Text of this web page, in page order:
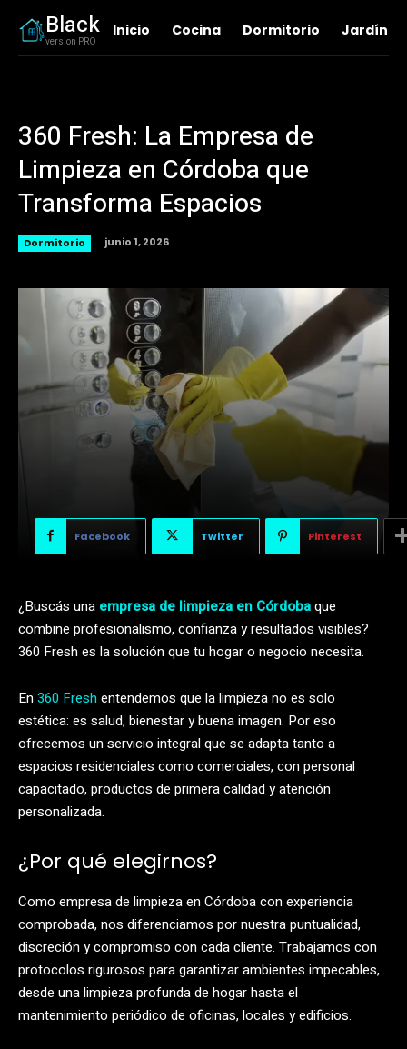
Black
version PRO
Inicio Cocina Dormitorio Jardín
360 Fresh: La Empresa de
Limpieza en Córdoba que
Transforma Espacios
Dormitorio junio 1, 2026
Facebook Twitter Pinterest
¿Buscás una empresa de limpieza en Córdobaque
combine profesionalismo, confianza y resultados visibles?
360 Fresh es la solución que tu hogar o negocio necesita.
En360 Fresh entendemos que la limpieza no es solo
estética: es salud, bienestar y buena imagen. Por eso
ofrecemos un servicio integral que se adapta tanto a
espacios residenciales como comerciales, con personal
capacitado, productos de primera calidad y atención
personalizada.
¿Por qué elegirnos?
Como empresa de limpieza en Córdoba con experiencia
comprobada, nos diferenciamos por nuestra puntualidad,
discreción y compromiso con cada cliente. Trabajamos con
protocolos rigurosos para garantizar ambientes impecables,
desde una limpieza profunda de hogar hasta el
mantenimiento periódico de oficinas, locales y edificios.